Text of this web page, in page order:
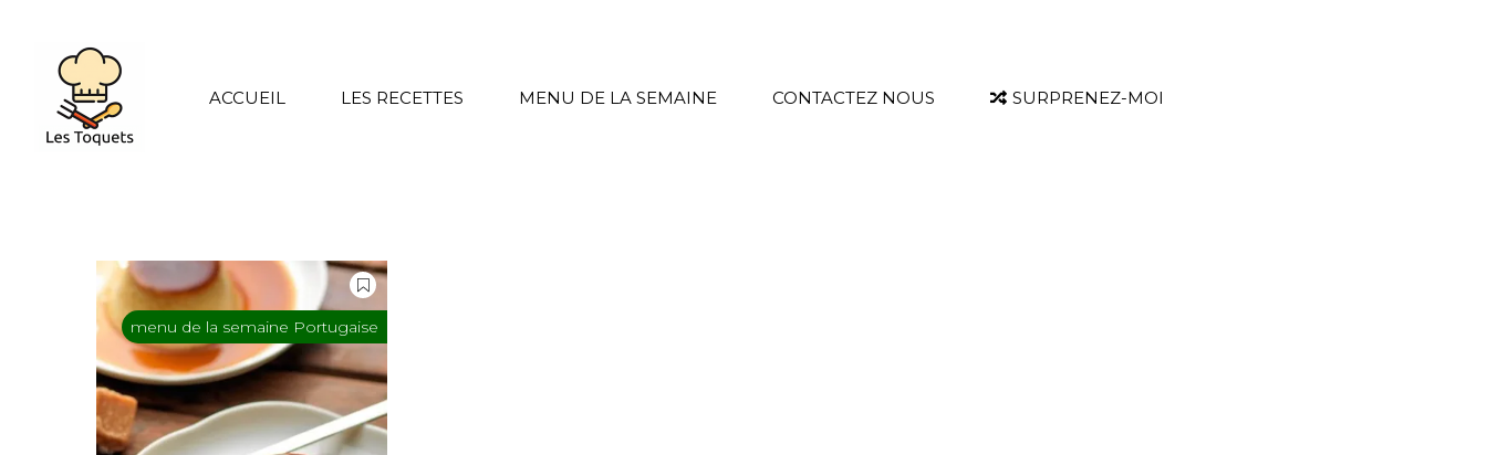
ACCUEIL LES RECETTES MENU DE LA SEMAINE CONTACTEZ NOUS SURPRENEZ-MOI
menu de la semaine Portugaise